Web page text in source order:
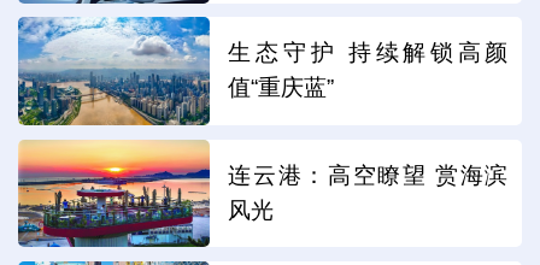
生态守护 持续解锁高颜
值“重庆蓝”
连云港：高空瞭望 赏海滨
风光